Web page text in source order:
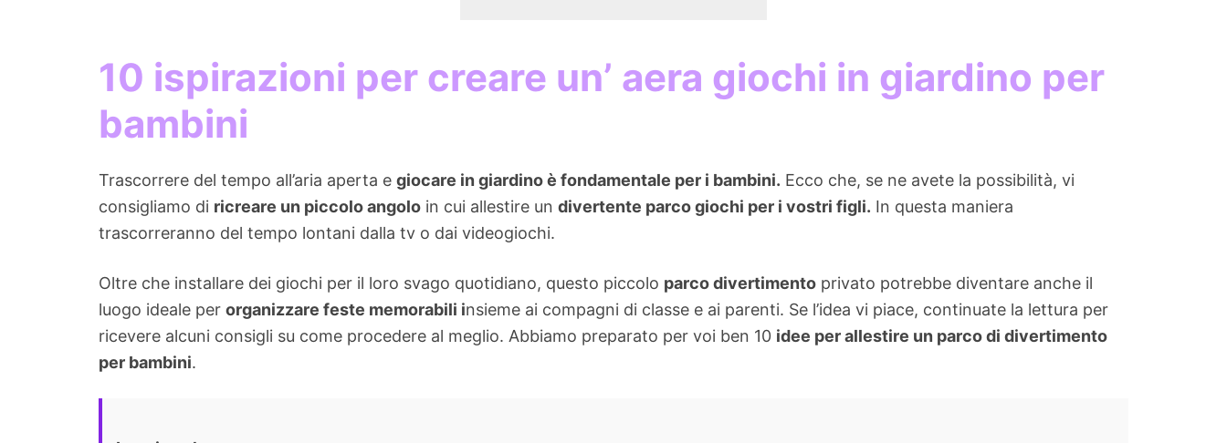
10 ispirazioni per creare un’ aera giochi in giardino per
bambini
Trascorrere del tempo all’aria aperta e giocare in giardino è fondamentale per i bambini. Ecco che, se ne avete la possibilità, vi
consigliamo di ricreare un piccolo angolo in cui allestire un divertente parco giochi per i vostri figli. In questa maniera
trascorreranno del tempo lontani dalla tv o dai videogiochi.
Oltre che installare dei giochi per il loro svago quotidiano, questo piccolo parco divertimento privato potrebbe diventare anche il
luogo ideale per organizzare feste memorabili insieme ai compagni di classe e ai parenti. Se l’idea vi piace, continuate la lettura per
ricevere alcuni consigli su come procedere al meglio. Abbiamo preparato per voi ben 10 idee per allestire un parco di divertimento
per bambini.